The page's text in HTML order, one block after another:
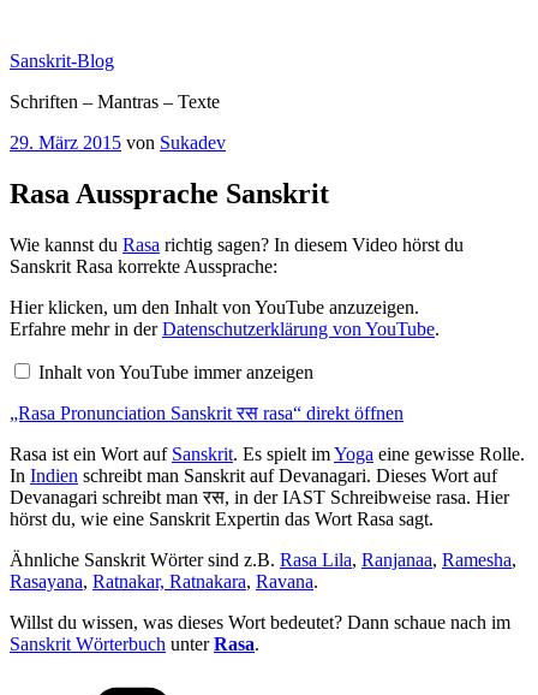
springen
Sanskrit-Blog
Schriften – Mantras – Texte
Veröffentlicht
29. März 2015 von Sukadev
Rasa Aussprache Sanskrit
Wie kannst du Rasa richtig sagen? In diesem Video hörst du
Sanskrit Rasa korrekte Aussprache:
„Rasa
Pronunciation
Sanskrit
rasa“
YouTube
Hier klicken, um den Inhalt von YouTube anzuzeigen.
Erfahre mehr in derDatenschutzerklärung von YouTube.
Inhalt von YouTube immer anzeigen
„Rasa Pronunciation Sanskrit रस rasa“ direkt öffnen
Rasa ist ein Wort auf Sanskrit. Es spielt imYoga eine gewisse Rolle.
In Indien schreibt man Sanskrit auf Devanagari. Dieses Wort auf
Devanagari schreibt man रस, in der IAST Schreibweise rasa. Hier
hörst du, wie eine Sanskrit Expertin das Wort Rasa sagt.
Ähnliche Sanskrit Wörter sind z.B. Rasa Lila, Ranjanaa, Ramesha,
Rasayana, Ratnakar, Ratnakara, Ravana.
Willst du wissen, was dieses Wort bedeutet? Dann schaue nach im
Sanskrit Wörterbuch unterRasa.